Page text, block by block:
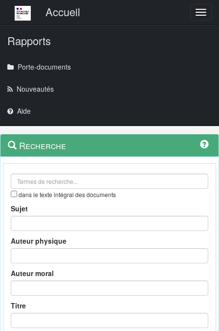
Menu principalAccueil
Rapports
Porte-documents
Nouveautés
Aide
Navigation
outils
Menu
contextuel
Recherche
dans le texte intégral des documents
Sujet
Auteur physique
Auteur moral
Titre